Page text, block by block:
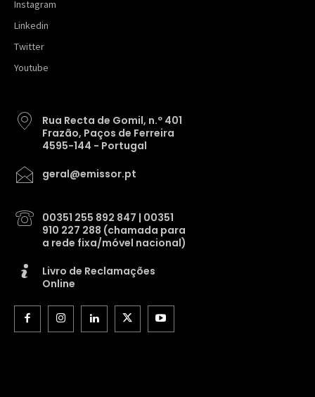
Instagram
Linkedin
Twitter
Youtube
Rua Recta de Gomil, n.º 401
Frazão, Paços de Ferreira
4595-144 - Portugal
geral@emissor.pt
00351 255 892 847 | 00351
910 227 288 (chamada para
a rede fixa/móvel nacional)
Livro de Reclamações
Online